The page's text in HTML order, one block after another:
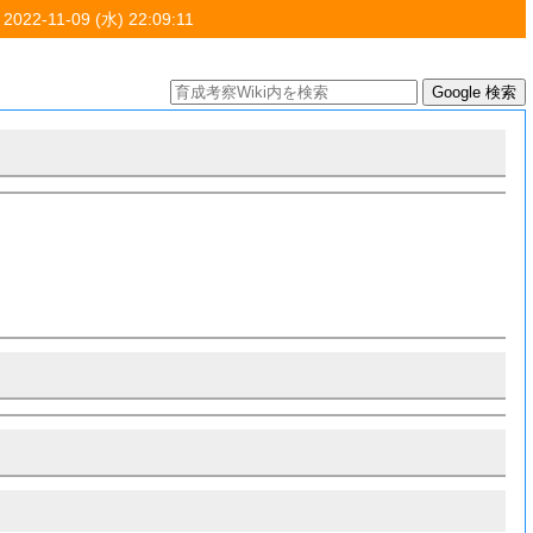
11-09 (水) 22:09:11